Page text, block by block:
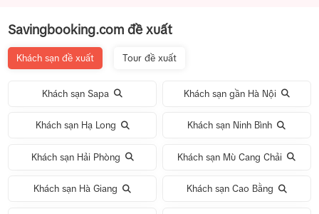
Savingbooking.com đề xuất
Khách sạn đề xuất Tour đề xuất
Khách sạn Sapa Khách sạn gần Hà Nội
Khách sạn Hạ Long Khách sạn Ninh Bình
Khách sạn Hải Phòng Khách sạn Mù Cang Chải
Khách sạn Hà Giang Khách sạn Cao Bằng